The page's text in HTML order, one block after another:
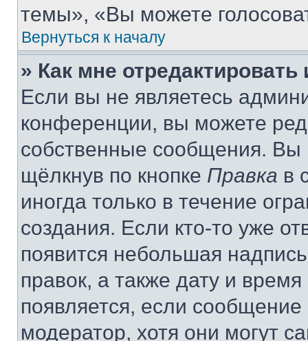
темы», «Вы можете
Вернуться к началу
» Как мне
Если вы не являетесь
конференции, вы можете
собственные сообщения. Вы
щёлкнув по кнопке Правка в
иногда только в течение
создания. Если кто-то уже
появится небольшая
правок, а также дату и
появляется, если
модератор, хотя они могут